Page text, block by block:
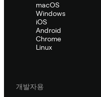
macOS
Windows
iOS
Android
Chrome
Linux
개발자용